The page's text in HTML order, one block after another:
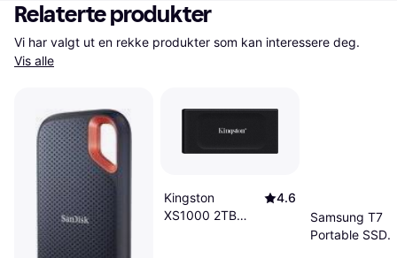
Relaterte produkter
Vis alle
Kingston
XS1000 2TB
4.6
Samsung T7
Portable SSD